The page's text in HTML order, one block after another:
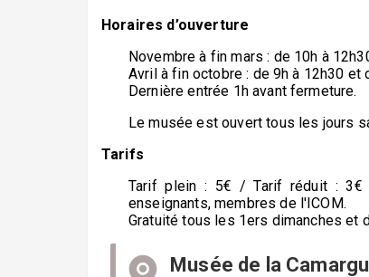
Horaires d’ouverture
Novembre à fin mars : de 10h à
Avril à fin octobre : de 9h à 12h30 et
Dernière entrée 1h avant
Le musée est ouvert tous les jours
Tarifs
Tarif plein : 5€ / Tarif réduit : 3€
enseignants, membres de l'ICOM.
Gratuité tous les 1ers dimanches et
Musée de la